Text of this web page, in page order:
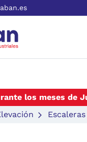
los meses de
Escaleras